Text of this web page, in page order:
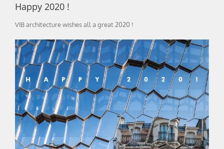
Happy 2020 !
VIB architecture wishes all a great 2020 !